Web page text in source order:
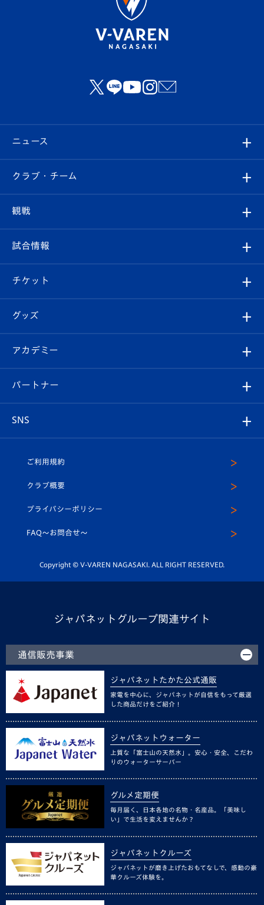
ニュース
すべて
クラブ
試合情報
チケット
イベント
メディア
ホームタウン
クラブ・チーム
クラブ概要
エンブレム紹介
スタッフプロフィール
マスコット紹介
平和祈念活動
ホームタウン活動
観戦
観戦ルール
はじめての観戦ガイド
Revive Team
ヴィヴィくんの長崎おもてなしガイド
試合情報
試合日程/結果
フォトギャラリー
スタジアムグルメ
チケット
チケット
V-LOVERS（ファンクラブ）
プレイヤーズスイート
グッズ
オンラインショップ
店舗情報
アカデミー
育成からのお知らせ
U-18
スクール
パートナー
SNS
ヴィヴィくんインスタグラム
公式LINE＠
ご利用規約
クラブ概要
プライバシーポリシー
FAQ〜お問合せ〜
Copyright © V-VAREN NAGASAKI. ALL RIGHT RESERVED.
ジャパネットグループ関連サイト
通信販売事業
ジャパネットたかた公式通販
家電を中心に、ジャパネットが自信をもって厳選
した商品だけをご紹介！
ジャパネットウォーター
上質な「富士山の天然水」。安心・安全、こだわ
りのウォーターサーバー
グルメ定期便
毎月届く、日本各地の名物・名産品。「美味し
い」で生活を変えませんか？
ジャパネットクルーズ
ジャパネットが磨き上げたおもてなしで、感動の豪
華クルーズ体験を。